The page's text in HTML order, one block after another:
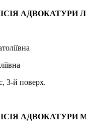
АДВОКАТУРИ
3-й поверх.
АДВОКАТУРИ